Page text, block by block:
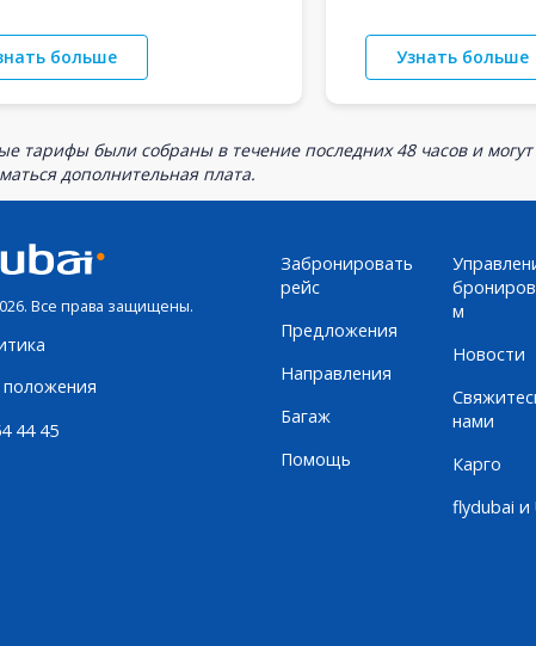
больше Узнать больше
тарифы были собраны в течение последних 48 часов и
дополнительная плата.
Все права защищены.
44 45
Забронировать
рейс
Предложения
Направления
Багаж
Помощь
м
Новости
нами
Карго
flydubai и